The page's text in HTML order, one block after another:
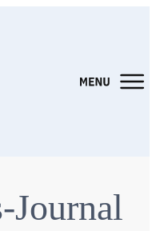
Journal